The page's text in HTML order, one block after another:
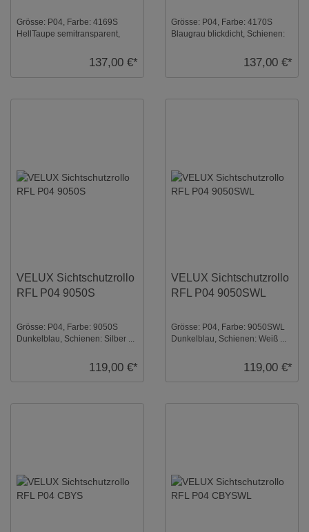
Grösse: P04, Farbe: 4169S
HellTaupe semitransparent,
137,00 €*
Grösse: P04, Farbe: 4170S
Blaugrau blickdicht, Schienen:
137,00 €*
VELUX Sichtschutzrollo
RFL P04 9050S
Grösse: P04, Farbe: 9050S
Dunkelblau, Schienen: Silber ...
119,00 €*
VELUX Sichtschutzrollo
RFL P04 9050SWL
Grösse: P04, Farbe: 9050SWL
Dunkelblau, Schienen: Weiß ...
119,00 €*